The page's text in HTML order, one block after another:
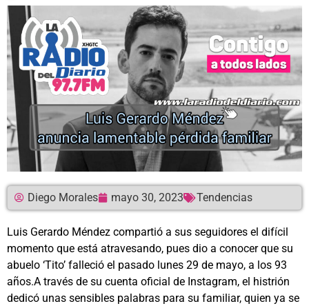
Diego Morales mayo 30, 2023 Tendencias
Luis Gerardo Méndez compartió a sus seguidores el difícil
momento que está atravesando, pues dio a conocer que su
abuelo ‘Tito’ falleció el pasado lunes 29 de mayo, a los 93
años.A través de su cuenta oficial de Instagram, el histrión
dedicó unas sensibles palabras para su familiar, quien ya se